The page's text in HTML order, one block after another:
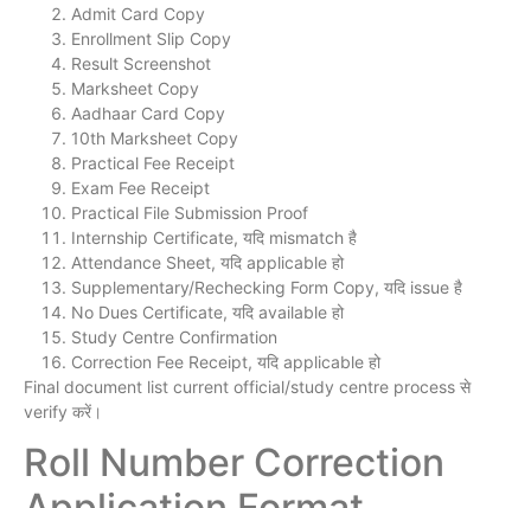
Admit Card Copy
Enrollment Slip Copy
Result Screenshot
Marksheet Copy
Aadhaar Card Copy
10th Marksheet Copy
Practical Fee Receipt
Exam Fee Receipt
Practical File Submission Proof
Internship Certificate, यदि mismatch है
Attendance Sheet, यदि applicable हो
Supplementary/Rechecking Form Copy, यदि issue है
No Dues Certificate, यदि available हो
Study Centre Confirmation
Correction Fee Receipt, यदि applicable हो
Final document list current official/study centre process से
verify करें।
Roll Number Correction